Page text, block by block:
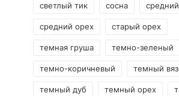
светлый тик сосна
средний орех старый орех
темная груша темно-зеленый
темно-коричневый темный вяз
темный дуб темный орех